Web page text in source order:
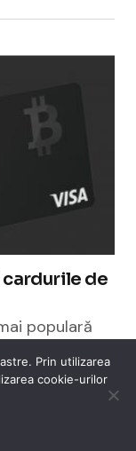
cardurile de
populară
Prin utilizarea
cookie-urilor